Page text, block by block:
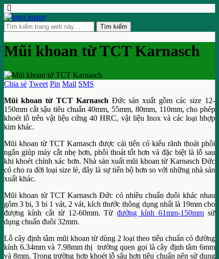
Mũi khoan từ TCT Karnasch
Chia sẻ Tweet Pin Mail SMS
Mũi khoan từ TCT Karnasch Đức sản xuất gồm các size 12-
150mm cắt sậu tiêu chuẩn 40mm, 55mm, 80mm, 110mm, cho phép
khoét lỗ trên vật liệu cứng 40 HRC, vật liệu Inox và các loại hhợp
kim khác.
Mũi khoan từ TCT Karnasch được cải tiến có kiểu rãnh thoát phôi
ngắn giúp máy cắt nhẹ hơn, phôi thoát tốt hơn và đặc biệt là lỗ sau
khi khoét chính xác hơn. Nhà sản xuất mũi khoan từ Karnasch Đức
có cho ra đời loại size lẻ, đây là sự tiến bộ hơn so với những nhà sản
xuất khác.
Mũi khoan từ TCT Karnasch Đức có nhiều chuẩn đuôi khác nhau
gôm 3 bi, 3 bi 1 vát, 2 vát, kích thước thông dụng nhất là 19mm cho
đượng kính cắt từ 12-60mm. Từđường kính 61mm-150mm sử
dụng chuẩn đuôi 32mm.
Lỗ cây định tâm mũi khoan từ dùng 2 loại theo tiêu chuẩn có đường
kính 6.34mm và 7.98mm thị trường quen gọi là cây định tâm 6mm
và 8mm. Trong trường hợp khoét lỗ sâu hơn tiêu chuẩn nên sử dụng